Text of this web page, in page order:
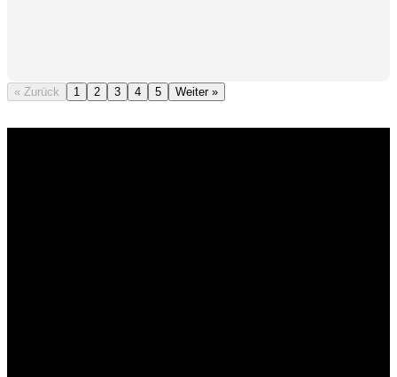
« Zurück 1 2 3 4 5 Weiter »